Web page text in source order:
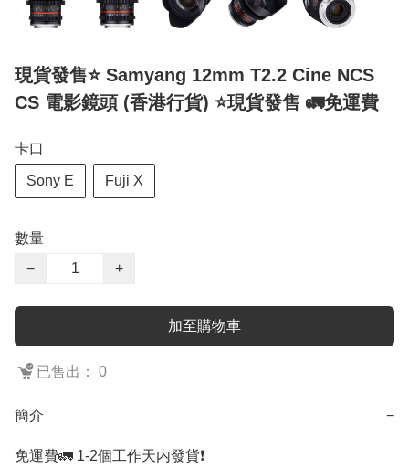
現貨發售⭐️ Samyang 12mm T2.2 Cine NCS
CS 電影鏡頭 (香港行貨) ⭐️現貨發售 🚛免運費
卡口
Sony E Fuji X
數量
−
+
加至購物車
已售出： 0
簡介 −
免運費🚛 1-2個工作天内發貨❗️